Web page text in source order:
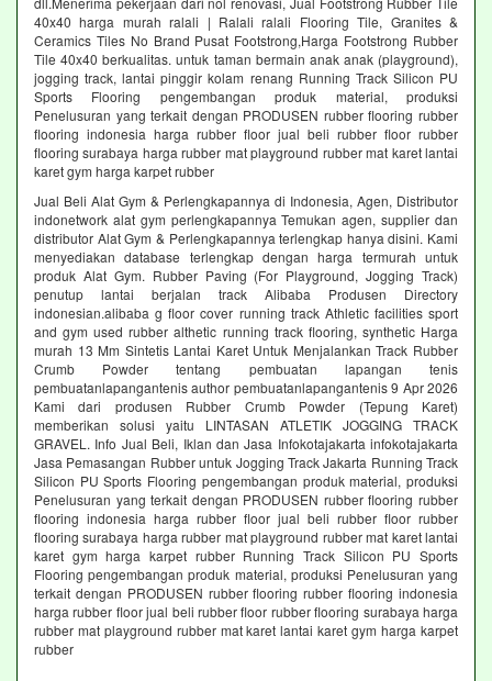
40x40 harga murah ralali | Ralali ralali Flooring Tile, Granites &
Ceramics Tiles No Brand Pusat Footstrong,Harga Footstrong Rubber
Tile 40x40 berkualitas. untuk taman bermain anak anak (playground),
jogging track, lantai pinggir kolam renang Running Track Silicon PU
Sports Flooring pengembangan produk material, produksi
Penelusuran yang terkait dengan PRODUSEN rubber flooring rubber
flooring indonesia harga rubber floor jual beli rubber floor rubber
flooring surabaya harga rubber mat playground rubber mat karet lantai
karet gym harga karpet rubber
Jual Beli Alat Gym & Perlengkapannya di Indonesia, Agen, Distributor
indonetwork alat gym perlengkapannya Temukan agen, supplier dan
distributor Alat Gym & Perlengkapannya terlengkap hanya disini. Kami
menyediakan database terlengkap dengan harga termurah untuk
produk Alat Gym. Rubber Paving (For Playground, Jogging Track)
penutup lantai berjalan track Alibaba Produsen Directory
indonesian.alibaba g floor cover running track Athletic facilities sport
and gym used rubber althetic running track flooring, synthetic Harga
murah 13 Mm Sintetis Lantai Karet Untuk Menjalankan Track Rubber
Crumb Powder tentang pembuatan lapangan tenis
pembuatanlapangantenis author pembuatanlapangantenis 9 Apr 2026
Kami dari produsen Rubber Crumb Powder (Tepung Karet)
memberikan solusi yaitu LINTASAN ATLETIK JOGGING TRACK
GRAVEL. Info Jual Beli, Iklan dan Jasa Infokotajakarta infokotajakarta
Jasa Pemasangan Rubber untuk Jogging Track Jakarta Running Track
Silicon PU Sports Flooring pengembangan produk material, produksi
Penelusuran yang terkait dengan PRODUSEN rubber flooring rubber
flooring indonesia harga rubber floor jual beli rubber floor rubber
flooring surabaya harga rubber mat playground rubber mat karet lantai
karet gym harga karpet rubber Running Track Silicon PU Sports
Flooring pengembangan produk material, produksi Penelusuran yang
terkait dengan PRODUSEN rubber flooring rubber flooring indonesia
harga rubber floor jual beli rubber floor rubber flooring surabaya harga
rubber mat playground rubber mat karet lantai karet gym harga karpet
rubber